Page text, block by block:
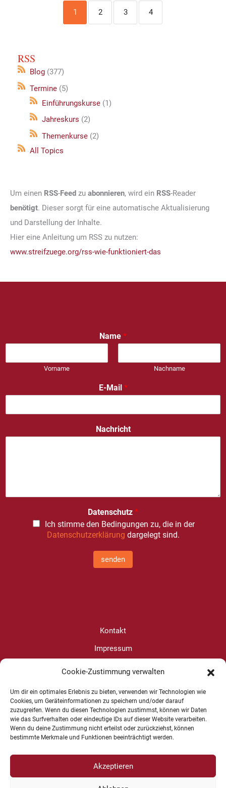
Cookie-Zustimmung verwalten
Um dir ein optimales Erlebnis zu bieten, verwenden wir Technologien wie
Cookies, um Geräteinformationen zu speichern und/oder darauf
zuzugreifen. Wenn du diesen Technologien zustimmst, können wir Daten
wie das Surfverhalten oder eindeutige IDs auf dieser Website verarbeiten.
Wenn du deine Zustimmung nicht erteilst oder zurückziehst, können
bestimmte Merkmale und Funktionen beeinträchtigt werden.
Akzeptieren
1 2 3 4
RSS
Blog(377)
Termine(5)
Einführungskurse(1)
Jahreskurs (2)
Themenkurse(2)
All Topics
Um einen RSS-Feed zu abonnieren, wird ein RSS-Reader
benötigt. Dieser sorgt für eine automatische Aktualisierung
und Darstellung der Inhalte.
Hier eine Anleitung um RSS zu nutzen:
www.streifzuege.org/rss-wie-funktioniert-das
Name *
Vorname Nachname
E-Mail *
Nachricht
Datenschutz *
Ich stimme den Bedingungen zu, die in der
Datenschutzerklärung dargelegt sind.
senden
Kontakt
Impressum
Christine Wanjura
+49 1625 624599